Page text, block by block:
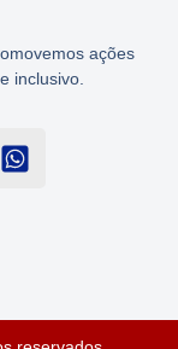
ações
inclusivo.